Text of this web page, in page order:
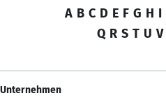
A B C D E F G H I
Q R S T U V
Unternehmen